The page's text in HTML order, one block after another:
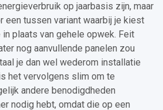
op jaarbasis zijn, maar
een tussen variant waarbij je kiest
plaats van gehele opwek. Feit
nog aanvullende panelen zou
je dan wel wederom installatie
het vervolgens slim om te
andere benodigdheden
nodig hebt, omdat die op een